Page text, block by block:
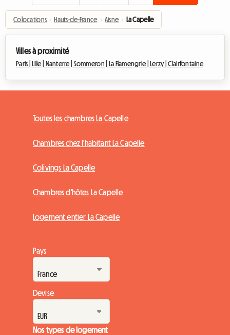
Colocations › Hauts-de-France › Aisne › La Capelle
Villes à proximité
Paris | Lille | Nanterre | Sommeron | La Flamengrie | Lerzy |Clairfontaine
Toutes les chambres La Capelle
Chambres chez l'habitant La Capelle
Colivings La Capelle
Chambres d'hôtes La Capelle
Logement entier La Capelle
Pays
Devise
Nos types de logement